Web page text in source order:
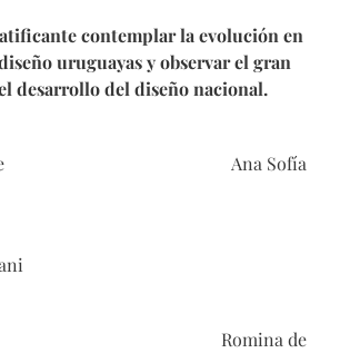
contemplar la evolución en
uruguayas y observar el gran
desarrollo del diseño nacional.
Ana Sofía
Romina de